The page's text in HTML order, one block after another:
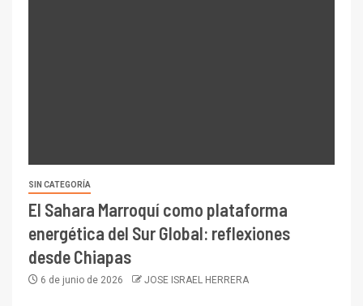
SIN CATEGORÍA
El Sahara Marroquí como plataforma
energética del Sur Global: reflexiones
desde Chiapas
6 de junio de 2026 JOSE ISRAEL HERRERA